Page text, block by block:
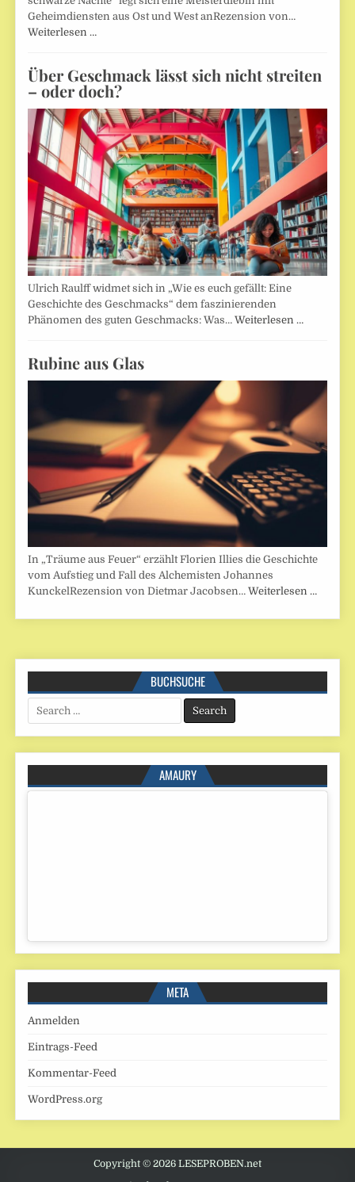
Geheimdiensten aus Ost und West anRezension von…
Weiterlesen …
Über Geschmack lässt sich nicht streiten
– oder doch?
Ulrich Raulff widmet sich in „Wie es euch gefällt: Eine
Geschichte des Geschmacks“ dem faszinierenden
Phänomen des guten Geschmacks: Was…Weiterlesen …
Rubine aus Glas
In „Träume aus Feuer“ erzählt Florien Illies die Geschichte
vom Aufstieg und Fall des Alchemisten Johannes
KunckelRezension von Dietmar Jacobsen…Weiterlesen …
BUCHSUCHE
Search
for:
AMAURY
META
Anmelden
Eintrags-Feed
Kommentar-Feed
WordPress.org
Copyright © 2026 LESEPROBEN.net